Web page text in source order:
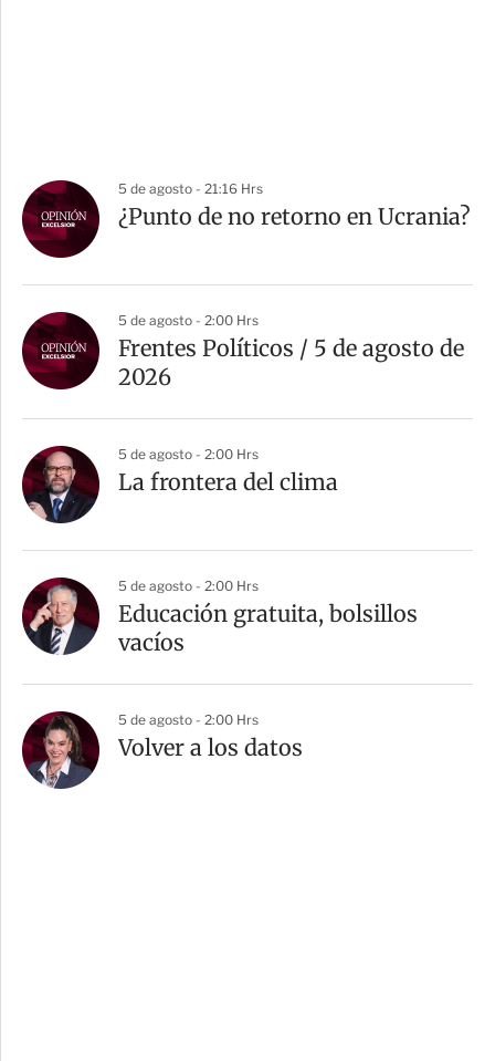
5 de agosto - 21:16 Hrs
¿Punto de no retorno en Ucrania?
5 de agosto - 2:00 Hrs
Frentes Políticos / 5 de agosto de
2026
5 de agosto - 2:00 Hrs
La frontera del clima
5 de agosto - 2:00 Hrs
Educación gratuita, bolsillos
vacíos
5 de agosto - 2:00 Hrs
Volver a los datos